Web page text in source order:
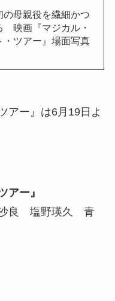
の母親役を繊細かつ
映画『マジカル・
・ツアー』場面写真
アー』は6月19日よ
アー』
良 塩野瑛久 青